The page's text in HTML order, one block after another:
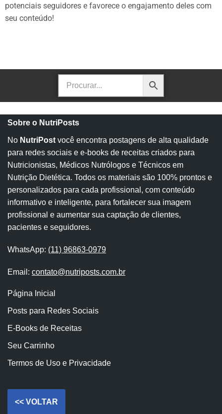
potenciais seguidores e favorece o engajamento deles com
seu conteúdo!
Sobre o NutriPosts
No NutriPost você encontra postagens de alta qualidade
para redes sociais e e-books de receitas criados para
Nutricionistas, Médicos Nutrólogos e Técnicos em
Nutrição Dietética. Todos os materiais são 100% prontos e
personalizados para cada profissional, com conteúdo
informativo e inteligente, para fortalecer sua imagem
profissional e aumentar sua captação de clientes,
pacientes e seguidores.
WhatsApp: (11) 96863-0979
Email: contato@nutriposts.com.br
Página Inicial
Posts para Redes Sociais
E-Books de Receitas
Seu Carrinho
Termos de Uso e Privacidade